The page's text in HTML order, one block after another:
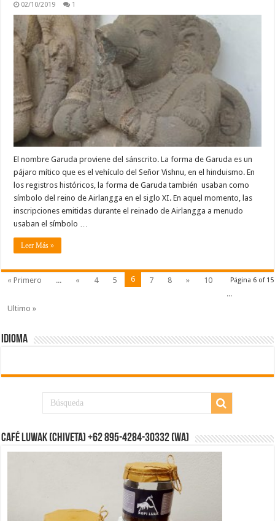
02/10/2019 1
El nombre Garuda proviene del sánscrito. La forma de Garuda es un
pájaro mítico que es el vehículo del Señor Vishnu, en el hinduismo. En
los registros históricos, la forma de Garuda también usaban como
símbolo del reino de Airlangga en el siglo XI. En aquel momento, las
inscripciones emitidas durante el reinado de Airlangga a menudo
usaban el símbolo …
Leer Más »
Página 6 of 15
« Primero ... « 4 5 6 7 8 »
10
...
Ultimo »
IDIOMA
CAFÉ LUWAK (CHIVETA) +62 895-4284-30332 (WA)